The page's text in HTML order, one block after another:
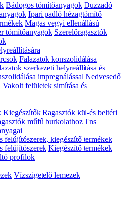
Bádogos tömítőanyagok Duzzadó
Ipari padló hézagtömítő
Magas vegyi ellenállású
tömítőanyagok Szerelőragasztók
Falazatok konszolidálása
szerkezeti helyreállítása és
impregnálással Nedvesedő
Vakolt felületek simítása és
Kiegészítők Ragasztók kül-és beltéri
műfű burkolathoz Tns
felújítószerek, kiegészítő termékek
felújítószerek Kiegészítő termékek
profilok
Vízszigetelő lemezek